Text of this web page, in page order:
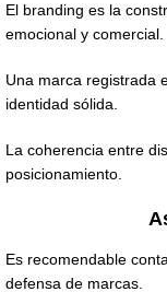
El branding es la
emocional y comercial.
Una marca registrada
identidad sólida.
La coherencia entre
posicionamiento.
Es recomendable
defensa de marcas.